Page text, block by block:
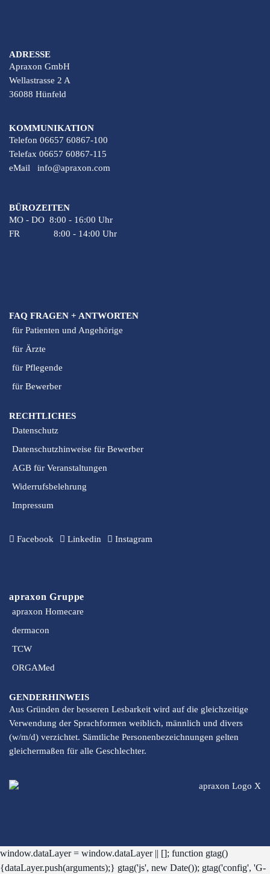
ADRESSE
Apraxon GmbH
Wellastrasse 2 A
36088 Hünfeld
KOMMUNIKATION
Telefon 06657 60867-100
Telefax 06657 60867-115
eMail info@apraxon.com
BÜROZEITEN
MO - DO 8:00 - 16:00 Uhr
FR 8:00 - 14:00 Uhr
FAQ FRAGEN + ANTWORTEN
für Patienten und Angehörige
für Ärzte
für Pflegende
für Bewerber
RECHTLICHES
Datenschutz
Datenschutzhinweise für Bewerber
AGB für Veranstaltungen
Widerrufsbelehrung
Impressum
Facebook Linkedin Instagram
apraxon Gruppe
apraxon Homecare
dermacon
TCW
ORGAMed
GENDERHINWEIS
Aus Gründen der besseren Lesbarkeit wird auf die gleichzeitige
Verwendung der Sprachformen weiblich, männlich und divers
(w/m/d) verzichtet. Sämtliche Personenbezeichnungen gelten
gleichermaßen für alle Geschlechter.
window.dataLayer = window.dataLayer || []; function gtag()
{dataLayer.push(arguments);} gtag('js', new Date()); gtag('config', 'G-